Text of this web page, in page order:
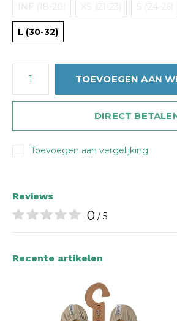
INF (18-20) XS (21-23) S (24-26)
L (30-32)
TOEVOEGEN AAN
DIRECT
Toevoegen aan vergelijking
Reviews
0 / 5
Recente artikelen